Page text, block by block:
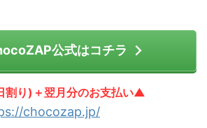
公式はコチラ
り)＋翌月分のお支払い▲
chocozap.jp/